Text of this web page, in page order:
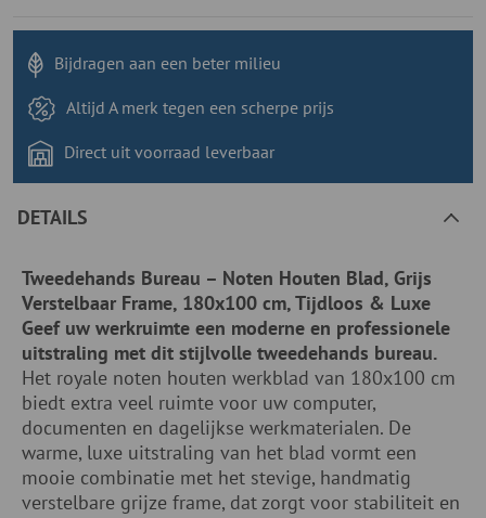
Bijdragen aan een beter milieu
Altijd A merk tegen een scherpe prijs
Direct uit voorraad leverbaar
DETAILS
Tweedehands Bureau – Noten Houten Blad, Grijs
Verstelbaar Frame, 180x100 cm, Tijdloos & Luxe
Geef uw werkruimte een moderne en professionele
uitstraling met dit stijlvolle tweedehands bureau.
Het royale noten houten werkblad van 180x100 cm
biedt extra veel ruimte voor uw computer,
documenten en dagelijkse werkmaterialen. De
warme, luxe uitstraling van het blad vormt een
mooie combinatie met het stevige, handmatig
verstelbare grijze frame, dat zorgt voor stabiliteit en